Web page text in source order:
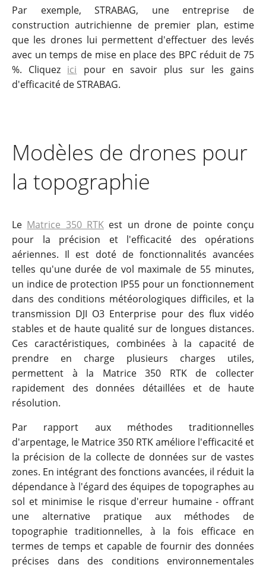
Par exemple, STRABAG, une entreprise de
construction autrichienne de premier plan, estime
que les drones lui permettent d'effectuer des levés
avec un temps de mise en place des BPC réduit de 75
%. Cliquez ici pour en savoir plus sur les gains
d'efficacité de STRABAG.
Modèles de drones pour
la topographie
Le Matrice 350 RTK est un drone de pointe conçu
pour la précision et l'efficacité des opérations
aériennes. Il est doté de fonctionnalités avancées
telles qu'une durée de vol maximale de 55 minutes,
un indice de protection IP55 pour un fonctionnement
dans des conditions météorologiques difficiles, et la
transmission DJI O3 Enterprise pour des flux vidéo
stables et de haute qualité sur de longues distances.
Ces caractéristiques, combinées à la capacité de
prendre en charge plusieurs charges utiles,
permettent à la Matrice 350 RTK de collecter
rapidement des données détaillées et de haute
résolution.
Par rapport aux méthodes traditionnelles
d'arpentage, le Matrice 350 RTK améliore l'efficacité et
la précision de la collecte de données sur de vastes
zones. En intégrant des fonctions avancées, il réduit la
dépendance à l'égard des équipes de topographes au
sol et minimise le risque d'erreur humaine - offrant
une alternative pratique aux méthodes de
topographie traditionnelles, à la fois efficace en
termes de temps et capable de fournir des données
précises dans des conditions environnementales